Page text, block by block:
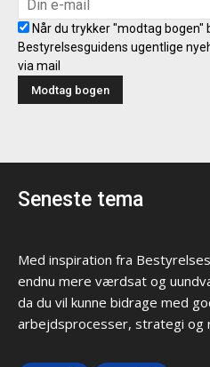
Når du trykker "modtag bogen"
Bestyrelsesguidens ugentlige
via mail
Seneste tema
Med inspiration fra
endnu mere værdsat og
da du vil kunne bidrage med
arbejdsprocesser, strategi og